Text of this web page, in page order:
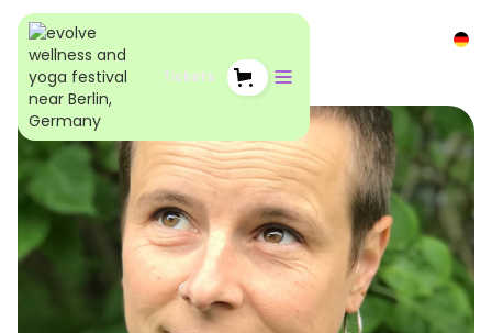
Tickets